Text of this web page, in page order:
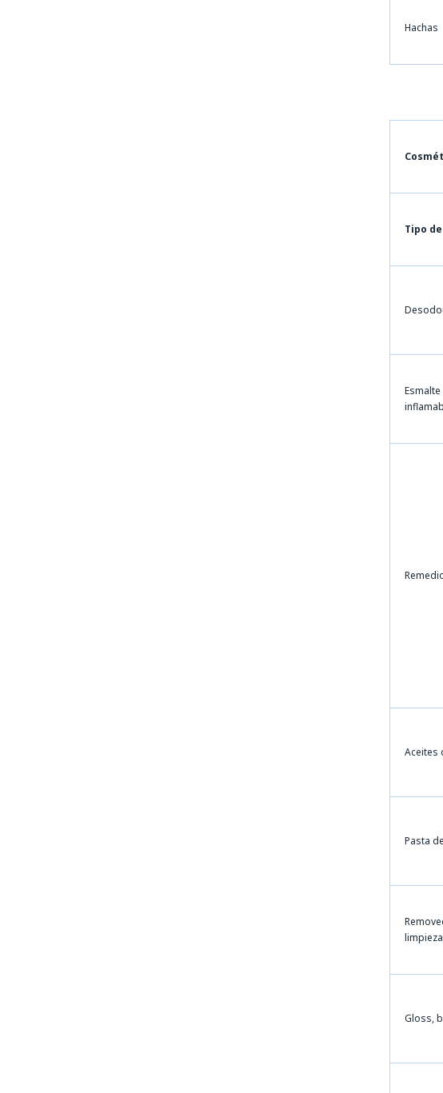
Hachas
Tipo
Aceites
Pasta
Gloss,